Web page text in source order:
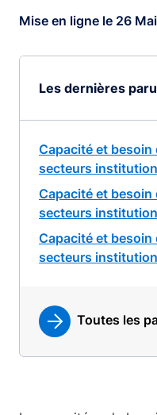
Mise en ligne le 26
Les dernières
Capacité et
secteurs
Capacité et
secteurs
Capacité et
secteurs
Toutes les